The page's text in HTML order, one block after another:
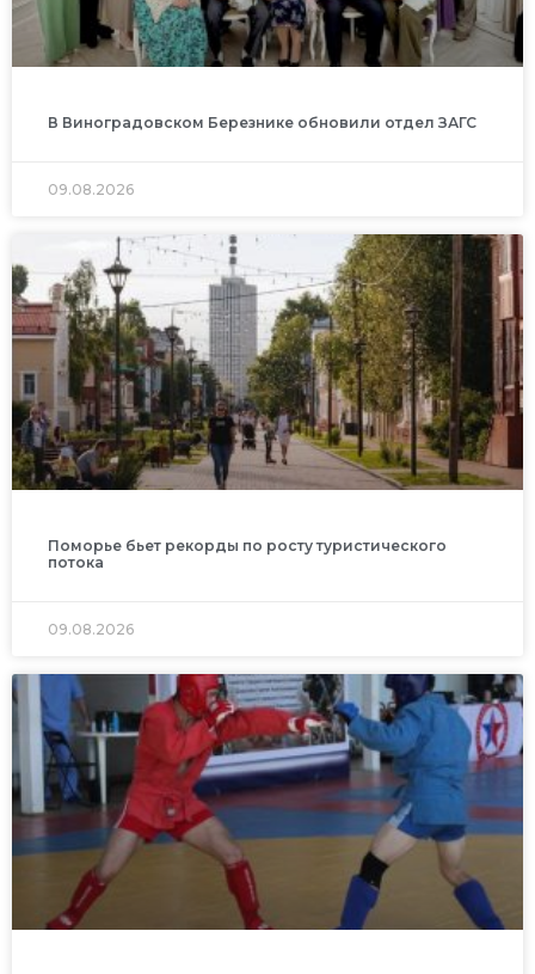
В Виноградовском Березнике обновили отдел ЗАГС
09.08.2026
Поморье бьет рекорды по росту туристического
потока
09.08.2026